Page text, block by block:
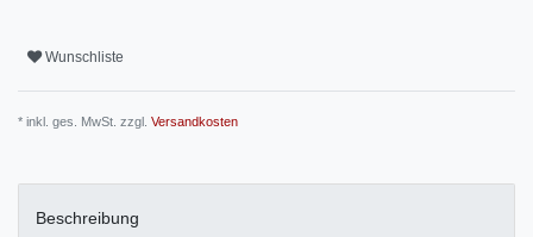
Wunschliste
* inkl. ges. MwSt. zzgl. Versandkosten
Beschreibung